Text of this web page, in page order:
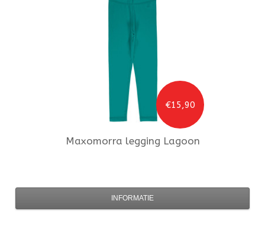
€15,90
Maxomorra legging Lagoon
INFORMATIE